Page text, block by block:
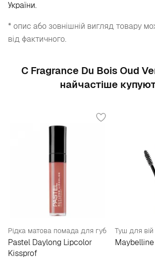
України.
* опис або зовнішній вигляд товару
від фактичного.
С Fragrance Du Bois Oud
найчастіше
Рідка матова помада для губ
Pastel Daylong Lipcolor
Kissprof
Туш для вій